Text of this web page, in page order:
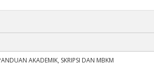
AKADEMIK, SKRIPSI DAN MBKM